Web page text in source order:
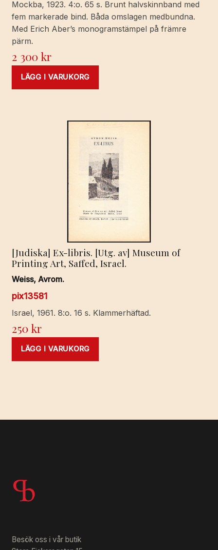
Mockba, 1923. 4:o. 65 s. Brunt halvskinnband med
fem markerade bind. Båda omslagen medbundna.
Med Erich Aber’s monogramstämpel på främre
pärm.
2 300kr
LÄGG I VARUKORG
[Judiska] Ex-libris. [Utg. av] Museum of
Printing Art, Saffed, Israel.
Weiss, Avrom.
pix13581
Israel, 1961. 8:o. 16 s. Klammerhäftad.
250kr
LÄGG I VARUKORG
Besök oss i vår butik